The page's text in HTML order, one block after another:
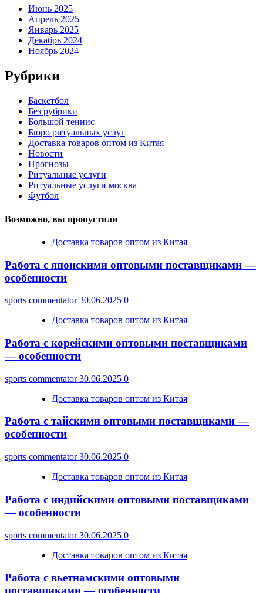
Июнь 2025
Апрель 2025
Январь 2025
Декабрь 2024
Ноябрь 2024
Рубрики
Баскетбол
Без рубрики
Большой теннис
Бюро ритуальных услуг
Доставка товаров оптом из Китая
Новости
Прогнозы
Ритуальные услуги
Ритуальные услуги москва
Футбол
Возможно, вы пропустили
Доставка товаров оптом из Китая
Работа с японскими оптовыми поставщиками —
особенности
sports commentator30.06.2025 0
Доставка товаров оптом из Китая
Работа с корейскими оптовыми поставщиками
— особенности
sports commentator30.06.2025 0
Доставка товаров оптом из Китая
Работа с тайскими оптовыми поставщиками —
особенности
sports commentator30.06.2025 0
Доставка товаров оптом из Китая
Работа с индийскими оптовыми поставщиками
— особенности
sports commentator30.06.2025 0
Доставка товаров оптом из Китая
Работа с вьетнамскими оптовыми
поставщиками — особенности